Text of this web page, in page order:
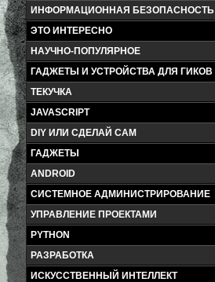
ИНФОРМАЦИОННАЯ БЕЗОПАСНОСТЬ
ЭТО ИНТЕРЕСНО
НАУЧНО-ПОПУЛЯРНОЕ
ГАДЖЕТЫ И УСТРОЙСТВА ДЛЯ ГИКОВ
ТЕКУЧКА
JAVASCRIPT
DIY ИЛИ СДЕЛАЙ САМ
ГАДЖЕТЫ
ANDROID
СИСТЕМНОЕ АДМИНИСТРИРОВАНИЕ
УПРАВЛЕНИЕ ПРОЕКТАМИ
PYTHON
РАЗРАБОТКА
ИСКУССТВЕННЫЙ ИНТЕЛЛЕКТ